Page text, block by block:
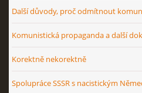
Další důvody, proč odmítnout
Komunistická propaganda a další
Korektně nekorektně
Spolupráce SSSR s nacistickým